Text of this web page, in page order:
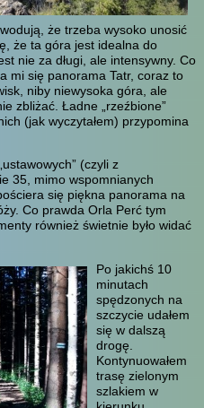
że trzeba wysoko unosić
że ta góra jest idealna do
nie za długi, ale intensywny. Co
mi się panorama Tatr, coraz to
niby niewysoka góra, ale
zbliżać. Ładne „rzeźbione”
(jak wyczytałem) przypomina
(czyli z
35, mimo wspomnianych
się piękna panorama na
Co prawda Orla Perć tym
również świetnie było widać
Po jakichś 10
minutach
spędzonych na
szczycie udałem
się w dalszą
drogę.
Kontynuowałem
trasę zielonym
szlakiem w